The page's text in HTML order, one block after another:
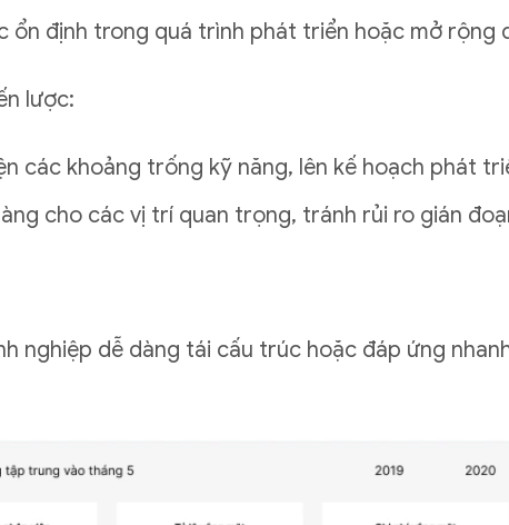
ổn định trong quá trình phát triển hoặc mở rộng
lược:
các khoảng trống kỹ năng, lên kế hoạch phát
cho các vị trí quan trọng, tránh rủi ro gián
nghiệp dễ dàng tái cấu trúc hoặc đáp ứng